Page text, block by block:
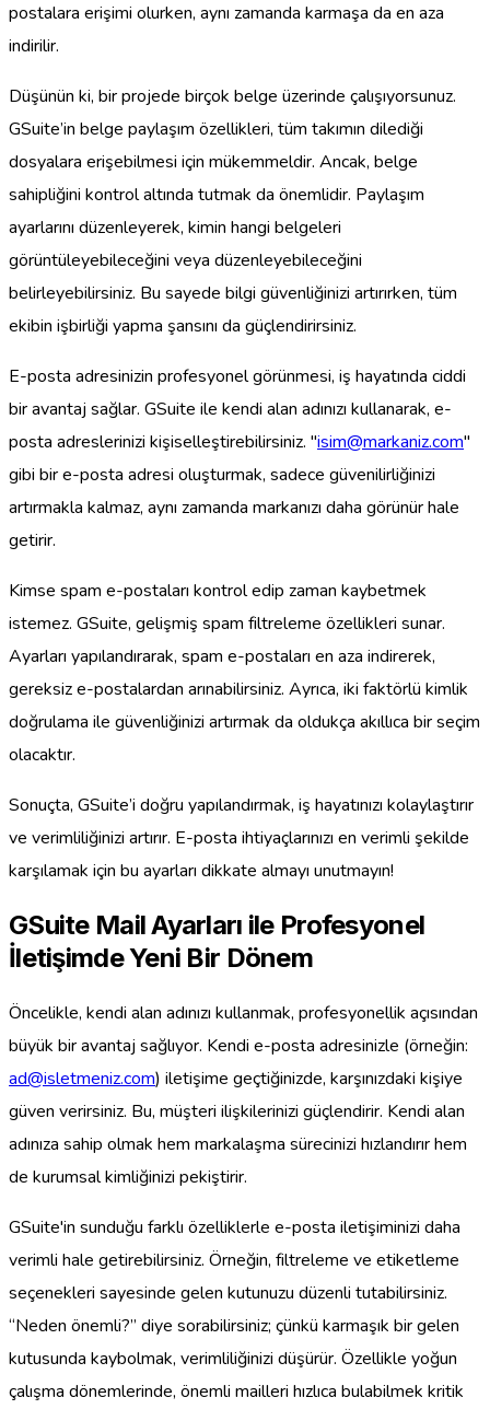
postalara erişimi olurken, aynı zamanda karmaşa da en aza
indirilir.
Düşünün ki, bir projede birçok belge üzerinde çalışıyorsunuz.
GSuite’in belge paylaşım özellikleri, tüm takımın dilediği
dosyalara erişebilmesi için mükemmeldir. Ancak, belge
sahipliğini kontrol altında tutmak da önemlidir. Paylaşım
ayarlarını düzenleyerek, kimin hangi belgeleri
görüntüleyebileceğini veya düzenleyebileceğini
belirleyebilirsiniz. Bu sayede bilgi güvenliğinizi artırırken, tüm
ekibin işbirliği yapma şansını da güçlendirirsiniz.
E-posta adresinizin profesyonel görünmesi, iş hayatında ciddi
bir avantaj sağlar. GSuite ile kendi alan adınızı kullanarak, e-
posta adreslerinizi kişiselleştirebilirsiniz. "isim@markaniz.com"
gibi bir e-posta adresi oluşturmak, sadece güvenilirliğinizi
artırmakla kalmaz, aynı zamanda markanızı daha görünür hale
getirir.
Kimse spam e-postaları kontrol edip zaman kaybetmek
istemez. GSuite, gelişmiş spam filtreleme özellikleri sunar.
Ayarları yapılandırarak, spam e-postaları en aza indirerek,
gereksiz e-postalardan arınabilirsiniz. Ayrıca, iki faktörlü kimlik
doğrulama ile güvenliğinizi artırmak da oldukça akıllıca bir seçim
olacaktır.
Sonuçta, GSuite’i doğru yapılandırmak, iş hayatınızı kolaylaştırır
ve verimliliğinizi artırır. E-posta ihtiyaçlarınızı en verimli şekilde
karşılamak için bu ayarları dikkate almayı unutmayın!
GSuite Mail Ayarları ile Profesyonel
İletişimde Yeni Bir Dönem
Öncelikle, kendi alan adınızı kullanmak, profesyonellik açısından
büyük bir avantaj sağlıyor. Kendi e-posta adresinizle (örneğin:
ad@isletmeniz.com) iletişime geçtiğinizde, karşınızdaki kişiye
güven verirsiniz. Bu, müşteri ilişkilerinizi güçlendirir. Kendi alan
adınıza sahip olmak hem markalaşma sürecinizi hızlandırır hem
de kurumsal kimliğinizi pekiştirir.
GSuite'in sunduğu farklı özelliklerle e-posta iletişiminizi daha
verimli hale getirebilirsiniz. Örneğin, filtreleme ve etiketleme
seçenekleri sayesinde gelen kutunuzu düzenli tutabilirsiniz.
“Neden önemli?” diye sorabilirsiniz; çünkü karmaşık bir gelen
kutusunda kaybolmak, verimliliğinizi düşürür. Özellikle yoğun
çalışma dönemlerinde, önemli mailleri hızlıca bulabilmek kritik